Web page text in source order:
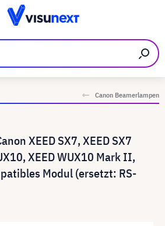
Canon Beamerlampen
XEED SX7, XEED SX7
XEED WUX10 Mark II,
Modul (ersetzt: RS-